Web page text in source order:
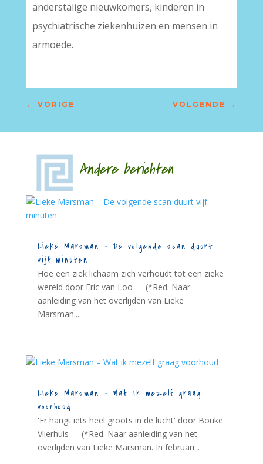
anderstalige nieuwkomers, kinderen in
psychiatrische ziekenhuizen en mensen in
armoede.
← VORIGE VOLGENDE →
Andere berichten
Lieke Marsman – De volgende scan duurt
vijf minuten
Hoe een ziek lichaam zich verhoudt tot een zieke
wereld door Eric van Loo - - (*Red. Naar
aanleiding van het overlijden van Lieke
Marsman....
Lieke Marsman – Wat ik mezelf graag
voorhoud
'Er hangt iets heel groots in de lucht' door Bouke
Vlierhuis - - (*Red. Naar aanleiding van het
overlijden van Lieke Marsman. In februari...